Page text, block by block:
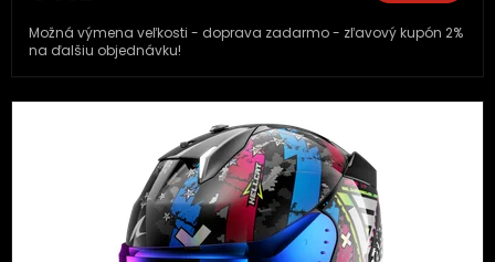
Možná výmena veľkosti - doprava zadarmo - zľavový kupón 2%
na ďalšiu objednávku!